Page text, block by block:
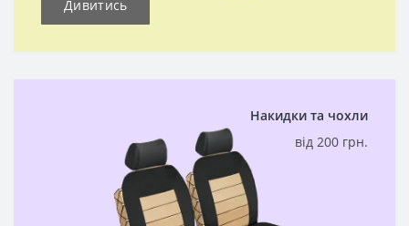
Дивитись
Накидки та чохли
від 200 грн.